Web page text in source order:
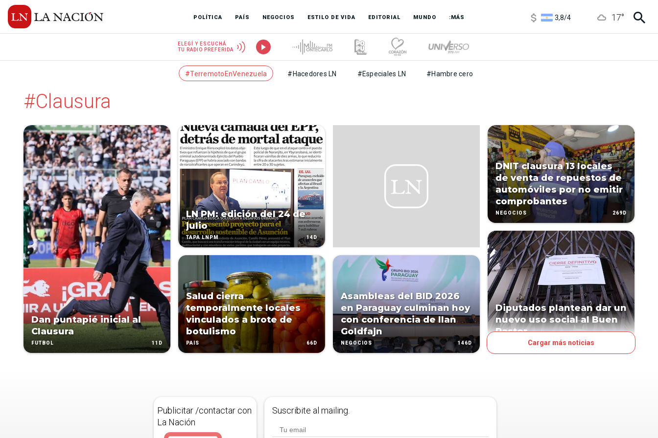
POLÍTICA PAÍS NEGOCIOS ESTILO DE VIDA EDITORIAL MUNDO :MÁS
3,8/4
17°
ELEGÍ Y ESCUCHÁ
TU RADIO PREFERIDA
#TerremotoEnVenezuela #Hacedores LN #Especiales LN #Hambre cero
#Clausura
Dan puntapié inicial al
Clausura
FÚTBOL 11D
LN PM: edición del 24 de
julio
TAPA LNPM 14D
Salud cierra
temporalmente locales
vinculados a brote de
botulismo
PAÍS 66D
Asambleas del BID 2026
en Paraguay culminan hoy
con conferencia de Ilan
Goldfajn
NEGOCIOS 146D
DNIT clausura 13 locales
de venta de repuestos de
automóviles por no emitir
comprobantes
NEGOCIOS 269D
Diputados plantean dar un
nuevo uso social al Buen
Pastor
Cargar más noticias
Publicitar /contactar con
La Nación
Suscribite al mailing.